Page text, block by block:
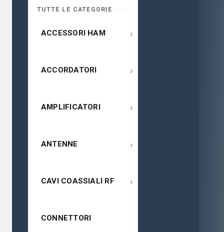
TUTTE LE CATEGORIE
ACCESSORI HAM ›
ACCORDATORI ›
AMPLIFICATORI ›
ANTENNE ›
CAVI COASSIALI RF ›
CONNETTORI